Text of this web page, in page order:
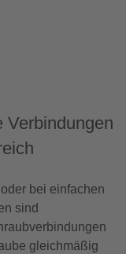
Verbindungen
bei einfachen
sind
gleichmäßig